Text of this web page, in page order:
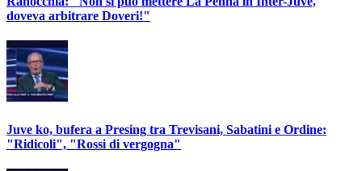
doveva arbitrare Doveri!"
Juve ko, bufera a Presing tra Trevisani, Sabatini e Ordine:
"Ridicoli", "Rossi di vergogna"